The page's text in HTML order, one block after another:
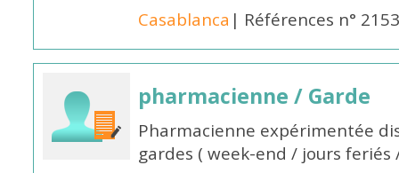
Casablanca | Références n°
pharmacienne / Garde
Pharmacienne expérimentée
gardes ( week-end / jours